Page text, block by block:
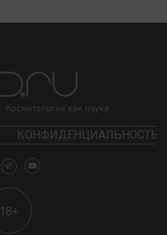
КОНФИДЕНЦИАЛЬНОСТЬ
18+